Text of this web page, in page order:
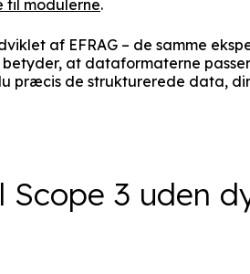
til modulerne.
af EFRAG – de samme
at dataformaterne
præcis de strukturerede data,
3 uden